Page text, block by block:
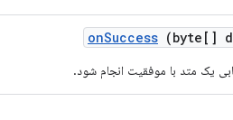
onSuccess (byte[]
یک متد با موفقیت انجام شود.